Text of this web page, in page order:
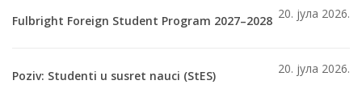
Fulbright Foreign Student Program 2027–2028 20. јула 2026.
Poziv: Studenti u susret nauci (StES) 20. јула 2026.